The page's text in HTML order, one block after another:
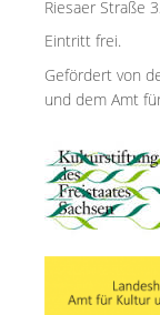
Riesaer Straße
Eintritt frei.
Gefördert von
und dem Amt